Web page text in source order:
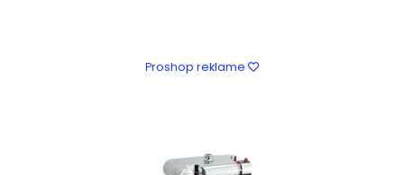
Proshop reklame